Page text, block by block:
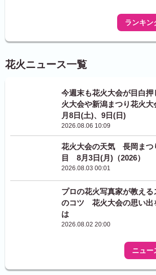
ランキン
花火ニュース一覧
今週末も花火大会が目白
火大会や新潟まつり花火
月8日(土)、9日(日)
2026.08.06 10:09
花火大会の天気 長岡まつ
目 8月3日(月)（2026）
2026.08.03 00:01
プロの花火写真家が教え
のコツ 花火大会の思い出
は
2026.08.02 20:00
ニュー